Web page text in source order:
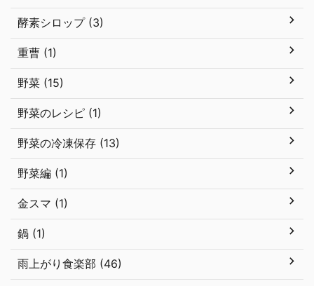
酵素シロップ (3)
重曹 (1)
野菜 (15)
野菜のレシピ (1)
野菜の冷凍保存 (13)
野菜編 (1)
金スマ (1)
鍋 (1)
雨上がり食楽部 (46)